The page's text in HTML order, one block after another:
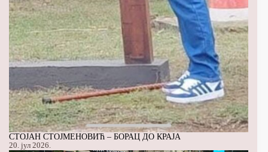
СТОЈАН СТОЈМЕНОВИЋ – БОРАЦ ДО КРАЈА
20. јул 2026.